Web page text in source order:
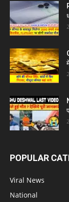
POPULAR
Viral News
National